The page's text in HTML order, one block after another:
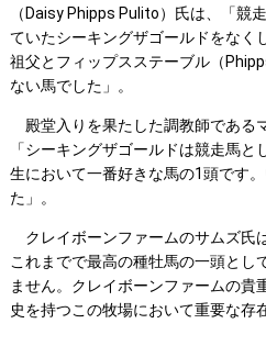
（Daisy Phipps Pulito）氏は、「競
ていたシーキングザゴールドをなく
祖父とフィップスステーブル（
ない馬でした」。
殿堂入りを果たした調教師である
「シーキングザゴールドは競走馬
生において一番好きな馬の1頭です
た」。
クレイボーンファームのサムズ氏
これまでで最高の種牡馬の一頭とし
ません。クレイボーンファームの貴
史を持つこの牧場において重要な存